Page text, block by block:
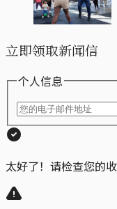
立即领取新闻信
个人信息
太好了！请检查您的